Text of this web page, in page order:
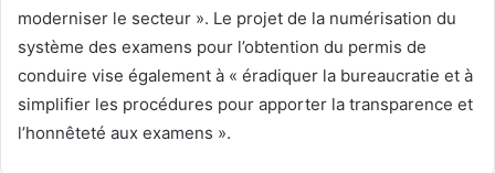
moderniser le secteur ». Le projet de la numérisation du
système des examens pour l’obtention du permis de
conduire vise également à « éradiquer la bureaucratie et à
simplifier les procédures pour apporter la transparence et
l’honnêteté aux examens ».